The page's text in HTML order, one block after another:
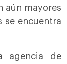
aún mayores
se encuentra
agencia de